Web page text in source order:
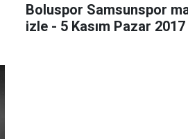
Boluspor Samsunspor
izle - 5 Kasım Pazar 2017